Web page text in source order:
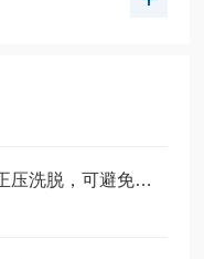
数控固相萃取仪支持大体积样和正压洗脱，可避免交叉污染